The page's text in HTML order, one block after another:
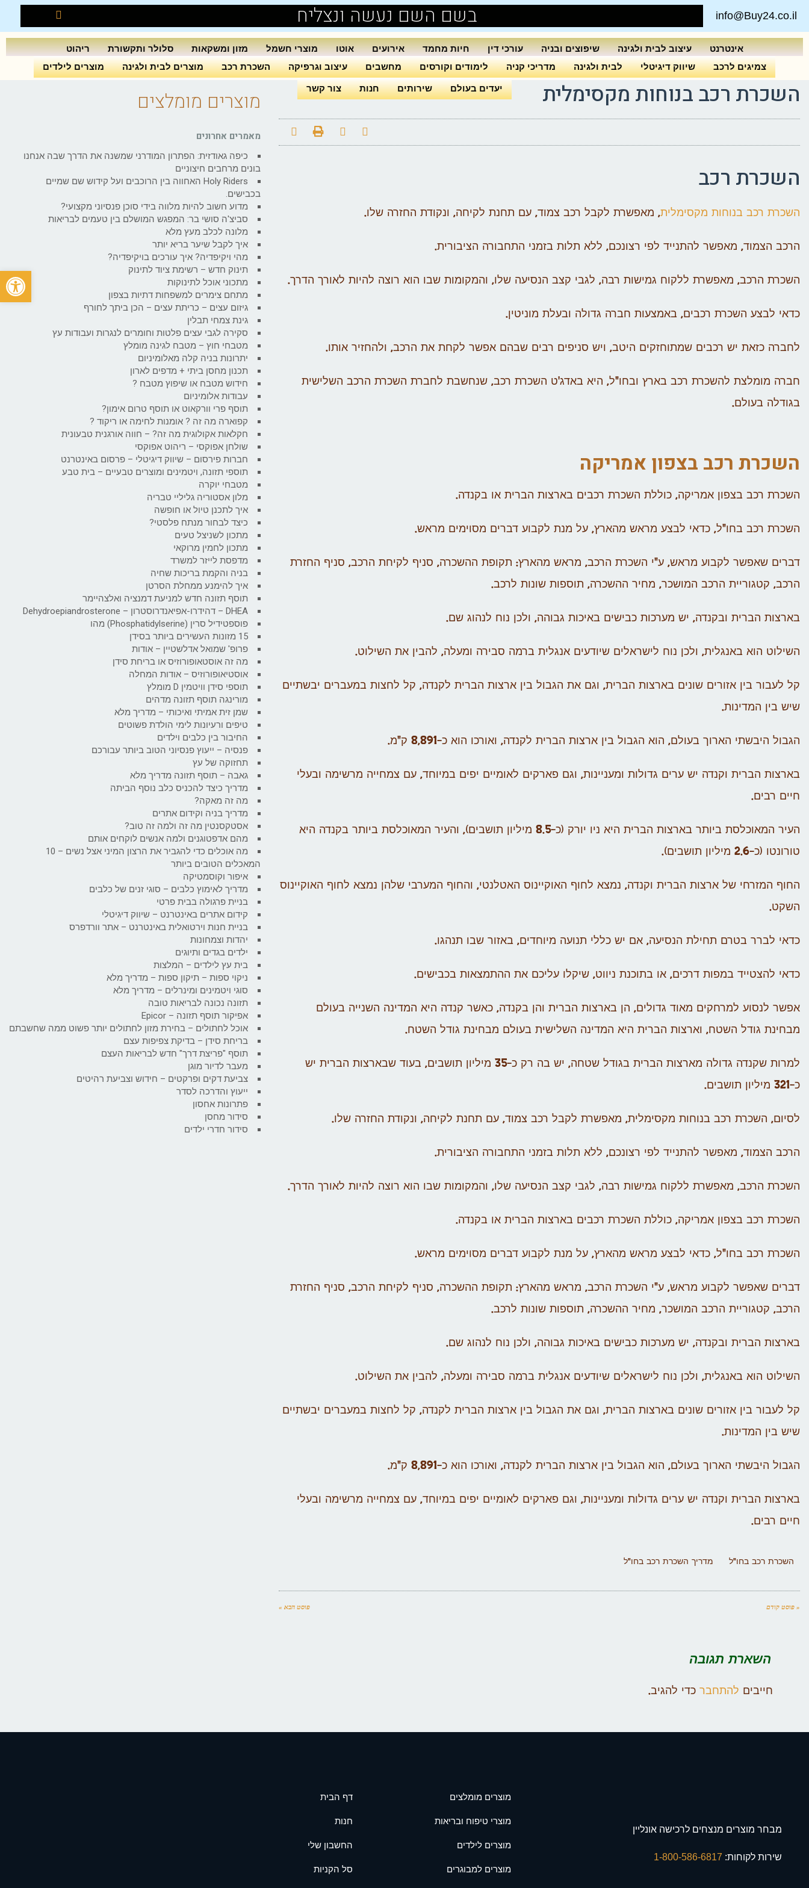
info@Buy24.co.il בשם השם נעשה ונצליח
אינטרנט עיצוב לבית ולגינה שיפוצים ובניה עורכי דין חיות מחמד אירועים אוטו מוצרי חשמל מזון ומשקאות סלולר ותקשורת
ריהוט
צמיגים לרכב
שיווק דיגיטלי לבית ולגינה מדריכי קניה לימודים וקורסים מחשבים עיצוב וגרפיקה השכרת רכב מוצרים לבית ולגינה מוצרים לילדים
יעדים בעולם שירותים חנות צור קשר השכרת רכב בנוחות מקסימלית
השכרת רכב
השכרת רכב בנוחות מקסימלית, מאפשרת לקבל רכב צמוד, עם תחנת לקיחה, ונקודת החזרה שלו.
הרכב הצמוד, מאפשר להתנייד לפי רצונכם, ללא תלות בזמני התחבורה הציבורית.
השכרת הרכב, מאפשרת ללקוח גמישות רבה, לגבי קצב הנסיעה שלו, והמקומות שבו הוא רוצה להיות לאורך הדרך.
כדאי לבצע השכרת רכבים, באמצעות חברה גדולה ובעלת מוניטין.
לחברה כזאת יש רכבים שמתוחזקים היטב, ויש סניפים רבים שבהם אפשר לקחת את הרכב, ולהחזיר אותו.
חברה מומלצת להשכרת רכב בארץ ובחו"ל, היא באדג'ט השכרת רכב, שנחשבת לחברת השכרת הרכב השלישית
בגודלה בעולם.
השכרת רכב בצפון אמריקה
השכרת רכב בצפון אמריקה, כוללת השכרת רכבים בארצות הברית או בקנדה.
השכרת רכב בחו"ל, כדאי לבצע מראש מהארץ, על מנת לקבוע דברים מסוימים מראש.
דברים שאפשר לקבוע מראש, ע"י השכרת הרכב, מראש מהארץ: תקופת ההשכרה, סניף לקיחת הרכב, סניף החזרת
הרכב, קטגוריית הרכב המושכר, מחיר ההשכרה, תוספות שונות לרכב.
בארצות הברית ובקנדה, יש מערכות כבישים באיכות גבוהה, ולכן נוח לנהוג שם.
השילוט הוא באנגלית, ולכן נוח לישראלים שיודעים אנגלית ברמה סבירה ומעלה, להבין את השילוט.
קל לעבור בין אזורים שונים בארצות הברית, וגם את הגבול בין ארצות הברית לקנדה, קל לחצות במעברים יבשתיים
שיש בין המדינות.
הגבול היבשתי הארוך בעולם, הוא הגבול בין ארצות הברית לקנדה, ואורכו הוא כ-8,891 ק"מ.
בארצות הברית וקנדה יש ערים גדולות ומעניינות, וגם פארקים לאומיים יפים במיוחד, עם צמחייה מרשימה ובעלי
חיים רבים.
העיר המאוכלסת ביותר בארצות הברית היא ניו יורק (כ-8.5 מיליון תושבים), והעיר המאוכלסת ביותר בקנדה היא
טורונטו (כ-2.6 מיליון תושבים).
החוף המזרחי של ארצות הברית וקנדה, נמצא לחוף האוקיינוס האטלנטי, והחוף המערבי שלהן נמצא לחוף האוקיינוס
השקט.
כדאי לברר בטרם תחילת הנסיעה, אם יש כללי תנועה מיוחדים, באזור שבו תנהגו.
כדאי להצטייד במפות דרכים, או בתוכנת ניווט, שיקלו עליכם את ההתמצאות בכבישים.
אפשר לנסוע למרחקים מאוד גדולים, הן בארצות הברית והן בקנדה, כאשר קנדה היא המדינה השנייה בעולם
מבחינת גודל השטח, וארצות הברית היא המדינה השלישית בעולם מבחינת גודל השטח.
למרות שקנדה גדולה מארצות הברית בגודל שטחה, יש בה רק כ-35 מיליון תושבים, בעוד שבארצות הברית יש
כ-321 מיליון תושבים.
לסיום, השכרת רכב בנוחות מקסימלית, מאפשרת לקבל רכב צמוד, עם תחנת לקיחה, ונקודת החזרה שלו.
הרכב הצמוד, מאפשר להתנייד לפי רצונכם, ללא תלות בזמני התחבורה הציבורית.
השכרת הרכב, מאפשרת ללקוח גמישות רבה, לגבי קצב הנסיעה שלו, והמקומות שבו הוא רוצה להיות לאורך הדרך.
השכרת רכב בצפון אמריקה, כוללת השכרת רכבים בארצות הברית או בקנדה.
השכרת רכב בחו"ל, כדאי לבצע מראש מהארץ, על מנת לקבוע דברים מסוימים מראש.
דברים שאפשר לקבוע מראש, ע"י השכרת הרכב, מראש מהארץ: תקופת ההשכרה, סניף לקיחת הרכב, סניף החזרת
הרכב, קטגוריית הרכב המושכר, מחיר ההשכרה, תוספות שונות לרכב.
בארצות הברית ובקנדה, יש מערכות כבישים באיכות גבוהה, ולכן נוח לנהוג שם.
השילוט הוא באנגלית, ולכן נוח לישראלים שיודעים אנגלית ברמה סבירה ומעלה, להבין את השילוט.
קל לעבור בין אזורים שונים בארצות הברית, וגם את הגבול בין ארצות הברית לקנדה, קל לחצות במעברים יבשתיים
שיש בין המדינות.
הגבול היבשתי הארוך בעולם, הוא הגבול בין ארצות הברית לקנדה, ואורכו הוא כ-8,891 ק"מ.
בארצות הברית וקנדה יש ערים גדולות ומעניינות, וגם פארקים לאומיים יפים במיוחד, עם צמחייה מרשימה ובעלי
חיים רבים.
השכרת רכב בחו"ל מדריך השכרת רכב בחו"ל
« פוסט קודם פוסט הבא »
השארת תגובה
חייבים להתחבר כדי להגיב.
מוצרים מומלצים
מאמרים אחרונים
כיפה גאודזית: הפתרון המודרני שמשנה את הדרך שבה אנחנו
בונים מרחבים חיצוניים
Holy Riders האחווה בין הרוכבים ועל קידוש שם שמיים
בכבישים.
מדוע חשוב להיות מלווה בידי סוכן פנסיוני מקצועי?
סביצ'ה סושי בר: המפגש המושלם בין טעמים לבריאות
מלונה לכלב מעץ מלא
איך לקבל שיער בריא יותר
מהי ויקיפדיה? איך עורכים בויקיפדיה?
תינוק חדש – רשימת ציוד לתינוק
מתכוני אוכל לתינוקות
מתחם צימרים למשפחות דתיות בצפון
גיזום עצים – כריתת עצים – הכן ביתך לחורף
גינת צמחי תבלין
סקירה לגבי עצים פלטות וחומרים לנגרות ועבודות עץ
מטבחי חוץ – מטבח לגינה מומלץ
יתרונות בניה קלה מאלומיניום
תכנון מחסן ביתי + מדפים לארון
חידוש מטבח או שיפוץ מטבח ?
עבודות אלומיניום
תוסף פרי וורקאוט או תוסף טרום אימון?
קפוארה מה זה ? אומנות לחימה או ריקוד ?
חקלאות אקולוגית מה זה? – חווה אורגנית טבעונית
שולחן אפוקסי – ריהוט אפוקסי
חברות פירסום – שיווק דיגיטלי – פרסום באינטרנט
תוספי תזונה, ויטמינים ומוצרים טבעיים – בית טבע
מטבחי יוקרה
מלון אסטוריה גליליי טבריה
איך לתכנן טיול או חופשה
כיצד לבחור מנתח פלסטי?
מתכון לשניצל טעים
מתכון לחמין מרוקאי
מדפסת לייזר למשרד
בניה והקמת בריכות שחיה
איך להימנע ממחלת הסרטן
תוסף תזונה חדש למניעת דמנציה ואלצהיימר
DHEA – דהידרו-אפיאנדרוסטרון – Dehydroepiandrosterone
פוספטידיל סרין (Phosphatidylserine) מהו
15 מזונות העשירים ביותר בסידן
פרופ' שמואל אדלשטיין – אודות
מה זה אוסטאופורוזיס או בריחת סידן
אוסטיאופורוזיס – אודות המחלה
תוספי סידן וויטמין D מומלץ
מורינגה תוסף תזונה מדהים
שמן זית אמיתי ואיכותי – מדריך מלא
טיפים ורעיונות לימי הולדת פשוטים
החיבור בין כלבים וילדים
פנסיה – ייעוץ פנסיוני הטוב ביותר עבורכם
תחזוקה של עץ
גאבה – תוסף תזונה מדריך מלא
מדריך כיצד להכניס כלב נוסף הביתה
מה זה מאקה?
מדריך בניה וקידום אתרים
אסטקסנטין מה זה ולמה זה טוב?
מהם אדפטוגנים ולמה אנשים לוקחים אותם
מה אוכלים כדי להגביר את הרצון המיני אצל נשים – 10
המאכלים הטובים ביותר
איפור וקוסמטיקה
מדריך לאימוץ כלבים – סוגי זנים של כלבים
בניית פרגולה בבית פרטי
קידום אתרים באינטרנט – שיווק דיגיטלי
בניית חנות וירטואלית באינטרנט – אתר וורדפרס
יהדות וצמחונות
ילדים בגדים ותיוגים
בית עץ לילדים – המלצות
ניקוי ספות – תיקון ספות – מדריך מלא
סוגי ויטמינים ומינרלים – מדריך מלא
תזונה נכונה לבריאות טובה
אפיקור תוסף תזונה – Epicor
אוכל לחתולים – בחירת מזון לחתולים יותר פשוט ממה שחשבתם
בריחת סידן – בדיקת צפיפות עצם
תוסף "פריצת דרך" חדש לבריאות העצם
מעבר לדיור מוגן
צביעת דקים ופרקטים – חידוש וצביעת רהיטים
ייעוץ והדרכה לסדר
פתרונות אחסון
סידור מחסן
סידור חדרי ילדים
מבחר מוצרים מנצחים לרכישה אונליין
שירות לקוחות:
מוצרים מומלצים
מוצרי טיפוח ובריאות
מוצרים לילדים
מוצרים למבוגרים
דף הבית
חנות
החשבון שלי
סל הקניות